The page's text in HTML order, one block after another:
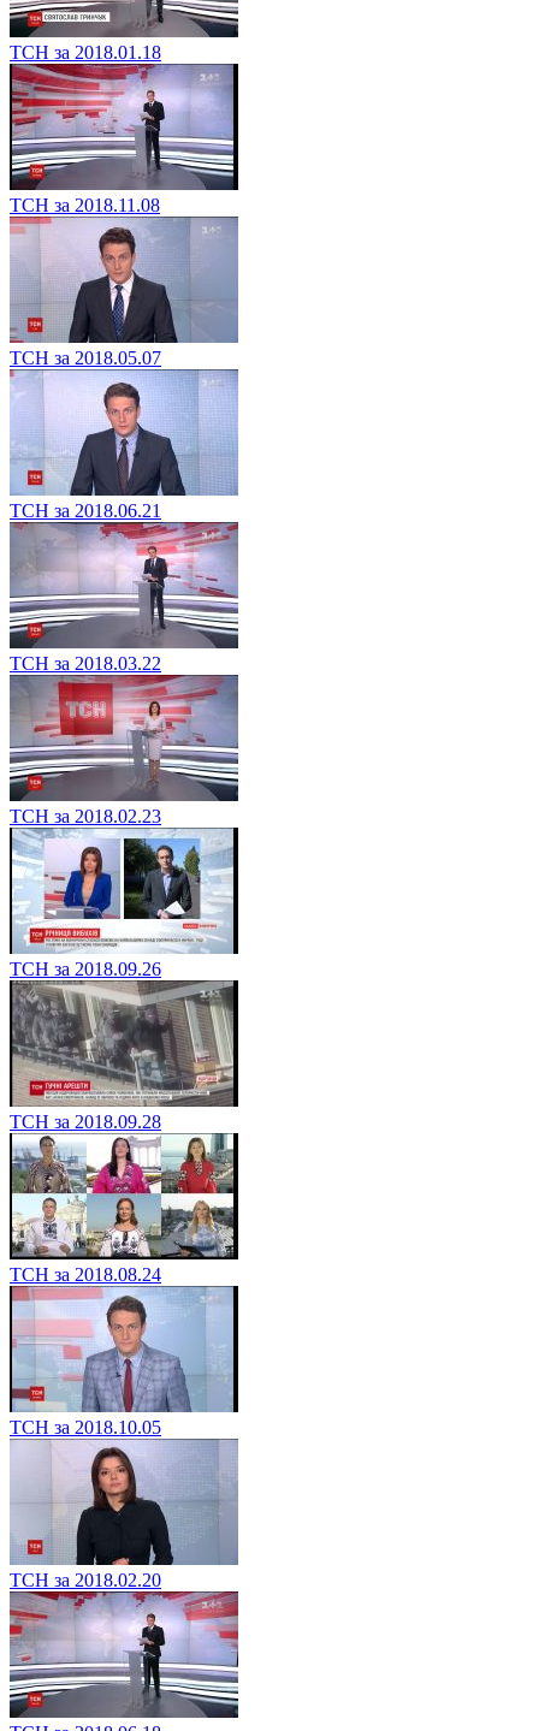
ТСН за 2018.01.18
ТСН за 2018.11.08
ТСН за 2018.05.07
ТСН за 2018.06.21
ТСН за 2018.03.22
ТСН за 2018.02.23
ТСН за 2018.09.26
ТСН за 2018.09.28
ТСН за 2018.08.24
ТСН за 2018.10.05
ТСН за 2018.02.20